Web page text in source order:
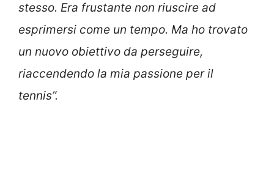
stesso. Era frustante non riuscire ad
esprimersi come un tempo. Ma ho trovato
un nuovo obiettivo da perseguire,
riaccendendo la mia passione per il
tennis”.